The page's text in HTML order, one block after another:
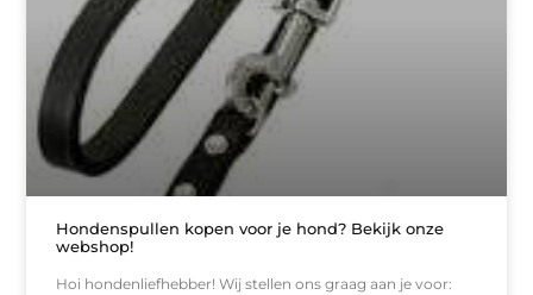
Hondenspullen kopen voor je hond? Bekijk onze
webshop!
Hoi hondenliefhebber! Wij stellen ons graag aan je voor: